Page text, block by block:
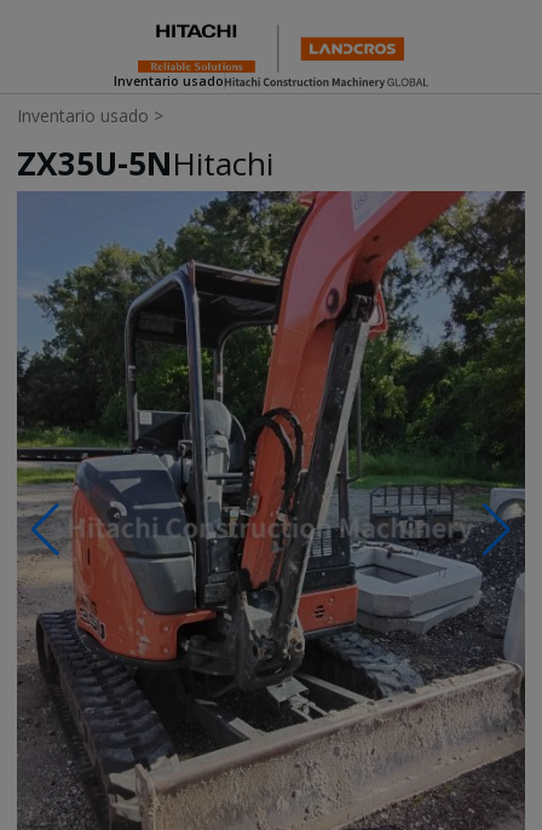
Inventario usado
Inventario usado >
ZX35U-5NHitachi